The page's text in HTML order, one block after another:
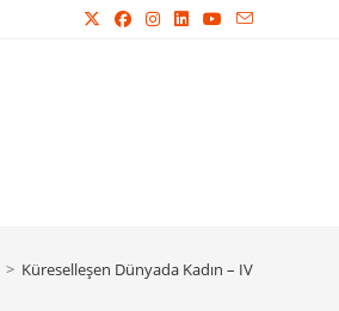
> Küreselleşen Dünyada Kadın – IV